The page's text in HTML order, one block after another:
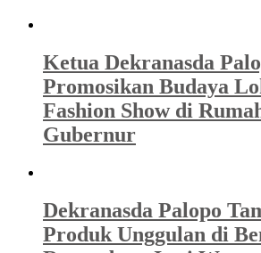
Ketua Dekranasda
Promosikan Budaya
Fashion Show di
Gubernur
Dekranasda Palopo
Produk Unggulan di